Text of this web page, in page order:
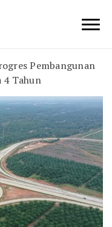
Pembangunan
4 Tahun